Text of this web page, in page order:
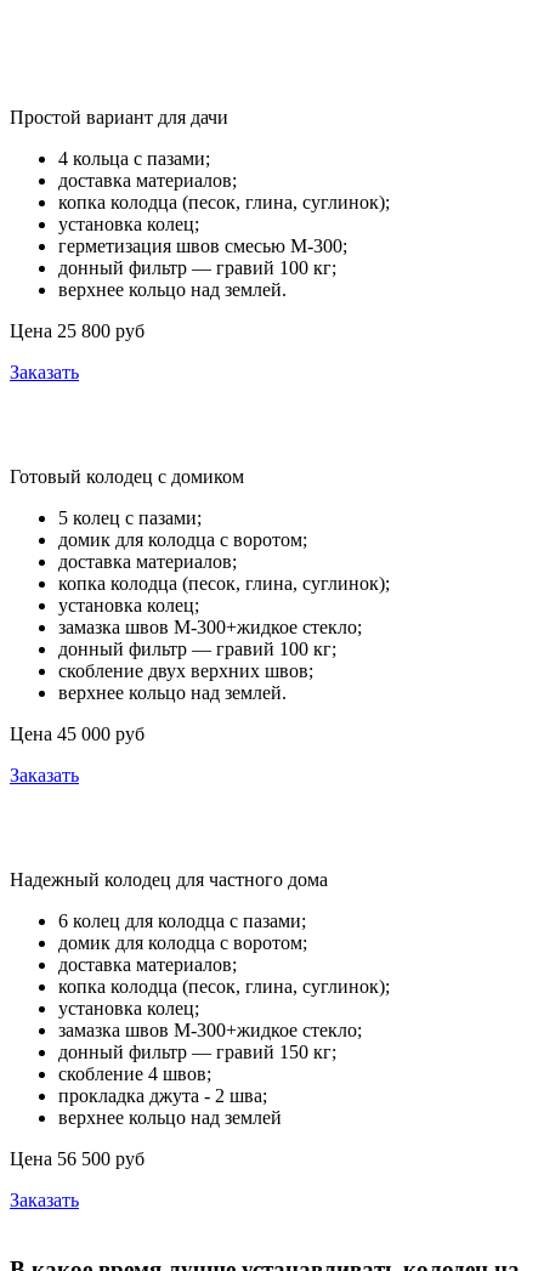
Простой вариант для дачи
4 кольца с пазами;
доставка материалов;
копка колодца (песок, глина, суглинок);
установка колец;
герметизация швов смесью М-300;
донный фильтр — гравий 100 кг;
верхнее кольцо над землей.
Цена 25 800 руб
Заказать
Готовый колодец с домиком
5 колец с пазами;
домик для колодца с воротом;
доставка материалов;
копка колодца (песок, глина, суглинок);
установка колец;
замазка швов М-300+жидкое стекло;
донный фильтр — гравий 100 кг;
скобление двух верхних швов;
верхнее кольцо над землей.
Цена 45 000 руб
Заказать
Надежный колодец для частного дома
6 колец для колодца с пазами;
домик для колодца с воротом;
доставка материалов;
копка колодца (песок, глина, суглинок);
установка колец;
замазка швов М-300+жидкое стекло;
донный фильтр — гравий 150 кг;
скобление 4 швов;
прокладка джута - 2 шва;
верхнее кольцо над землей
Цена 56 500 руб
Заказать